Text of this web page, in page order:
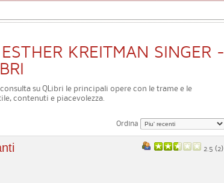
KREITMAN SINGER -
su QLibri le principali opere con le trame e le
contenuti e piacevolezza.
Ordina
2.5 (2)